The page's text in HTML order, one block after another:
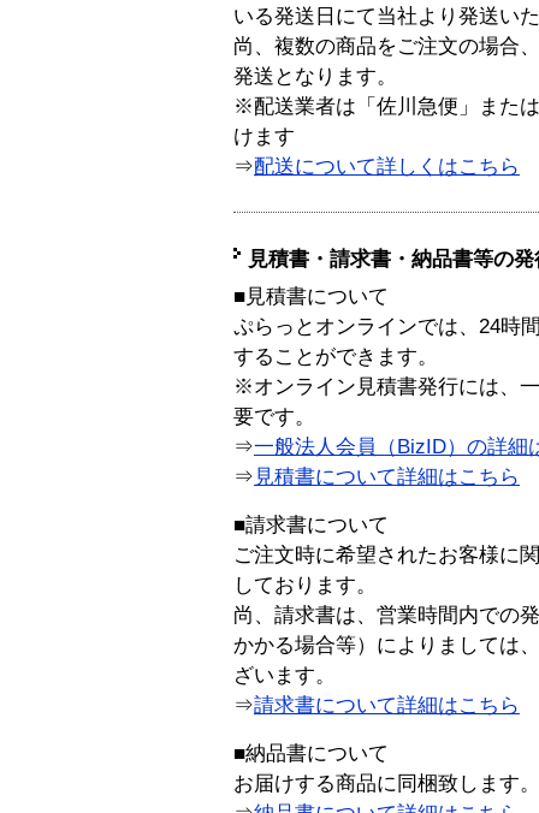
いる発送日にて当社より発送い
尚、複数の商品をご注文の場合
発送となります。
※配送業者は「佐川急便」また
けます
⇒配送について詳しくはこちら
見積書・請求書・納品書等の
■見積書について
ぷらっとオンラインでは、24時
することができます。
※オンライン見積書発行には、
要です。
⇒一般法人会員（BizID）の詳細
⇒ 見積書について詳細はこちら
■請求書について
ご注文時に希望されたお客様に
しております。
尚、請求書は、営業時間内での
かかる場合等）によりましては
ざいます。
⇒請求書について詳細はこちら
■納品書について
お届けする商品に同梱致します。